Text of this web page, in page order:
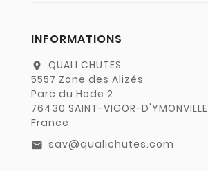
INFORMATIONS
location_on
QUALI CHUTES
5557 Zone des Alizés
Parc du Hode 2
76430 SAINT-VIGOR-D'YMONVILLE
France
email sav@qualichutes.com